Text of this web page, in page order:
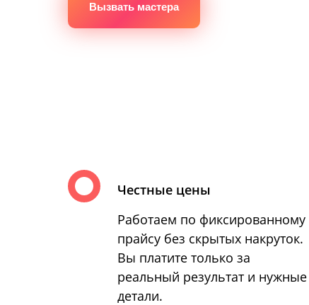
Вызвать мастера
Честные цены
Работаем по фиксированному
прайсу без скрытых накруток.
Вы платите только за
реальный результат и нужные
детали.